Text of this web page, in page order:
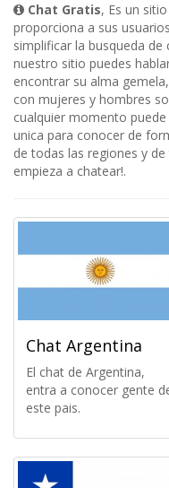
Chat Gratis, Es un
proporciona a sus
simplificar la busqueda
nuestro sitio puedes
encontrar su alma
con mujeres y hombres
cualquier momento
unica para conocer de
de todas las regiones y
empieza a chatear!.
Chat Argentina
El chat de Argentina,
entra a conocer gente
este pais.